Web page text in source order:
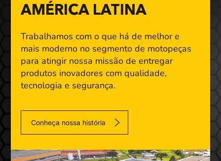
AMÉRICA LATINA
Trabalhamos com o que há de melhor e
mais moderno no segmento de motopeças
para atingir nossa missão de entregar
produtos inovadores com qualidade,
tecnologia e segurança.
Conheça nossa história